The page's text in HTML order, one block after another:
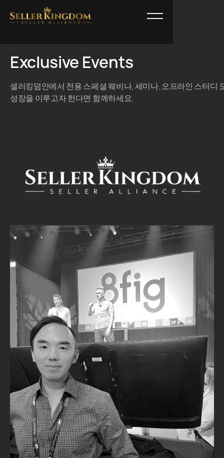
Exclusive Events
셀러킹덤안에서 전용 스페셜 웨비나, 세미나, 오프라인 스터디
성장을 이루고자 한다면 함께하세요.